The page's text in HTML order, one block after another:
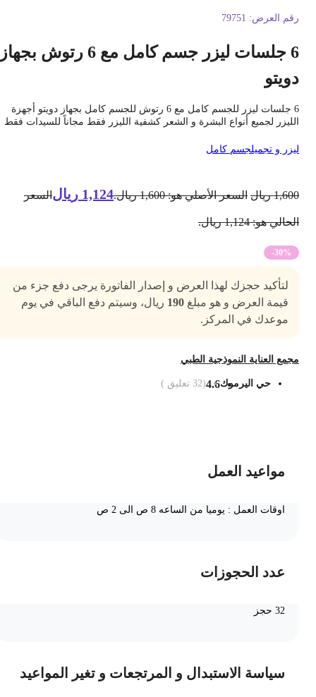
العرض: 79751
6 جلسات ليزر جسم كامل مع 6 رتوش بجهاز
6 جلسات ليزر للجسم كامل مع 6 رتوش للجسم كامل بجهاز دويتو أجهزة
لجميع أنواع البشرة و الشعر كشفية الليزر فقط مجاناً للسيدات فقط
و تجميلجسم كامل
ريال السعر الأصلي هو: 1,600 ريال. 1,124 ريال السعر
هو: 1,124 ريال.
-30%
لتأكيد حجزك لهذا العرض و إصدار الفاتورة يرجى دفع جزء من
قيمة العرض و هو مبلغ190 ريال، وسيتم دفع الباقي في يوم
موعدك في المركز.
العناية النموذجية الطبي
حي اليرموك 4.6
(
32تعليق )
مواعيد العمل
اوقات العمل : يوميا من الساعه 8 ص الى 2 ص
عدد الحجوزات
سياسة الاستبدال و المرتجعات و تغير المواعيد